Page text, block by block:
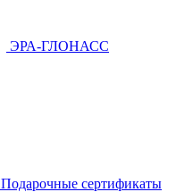
ЭРА-ГЛОНАСС
Подарочные сертификаты